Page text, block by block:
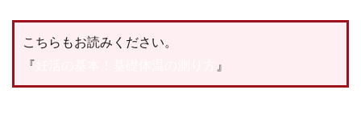
こちらもお読みください。
『
』